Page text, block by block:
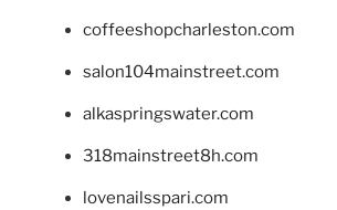
coffeeshopcharleston.com
salon104mainstreet.com
alkaspringswater.com
318mainstreet8h.com
lovenailsspari.com